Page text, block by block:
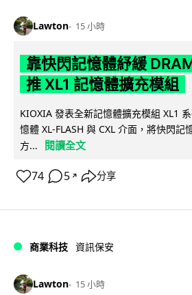
Lawton 15 小時
靠快閃記憶體紓緩
推 XL1 記憶體擴充模組
KIOXIA 發表全新記憶體擴充模組 XL1
憶體 XL-FLASH 與 CXL 介面，將快閃記
方...
閱讀全文
74 5 ↗ 分享
商業科技 資訊保安
Lawton 15 小時